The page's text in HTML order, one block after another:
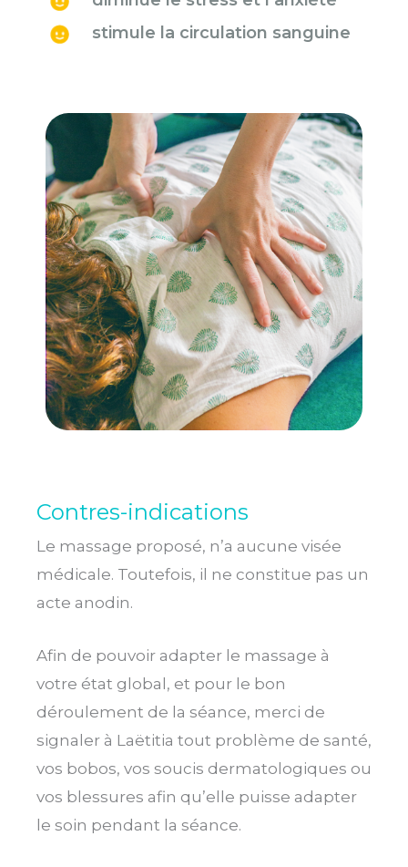
stimule la circulation sanguine
Contres-indications
Le massage proposé, n’a aucune visée
médicale. Toutefois, il ne constitue pas un
acte anodin.
Afin de pouvoir adapter le massage à
votre état global, et pour le bon
déroulement de la séance, merci de
signaler à Laëtitia tout problème de santé,
vos bobos, vos soucis dermatologiques ou
vos blessures afin qu’elle puisse adapter
le soin pendant la séance.